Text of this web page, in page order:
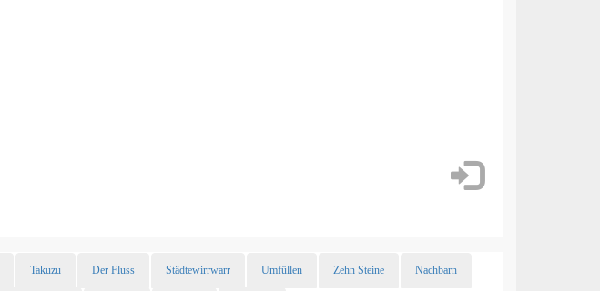
Takuzu Der Fluss Städtewirrwarr Umfüllen Zehn Steine Nachbarn